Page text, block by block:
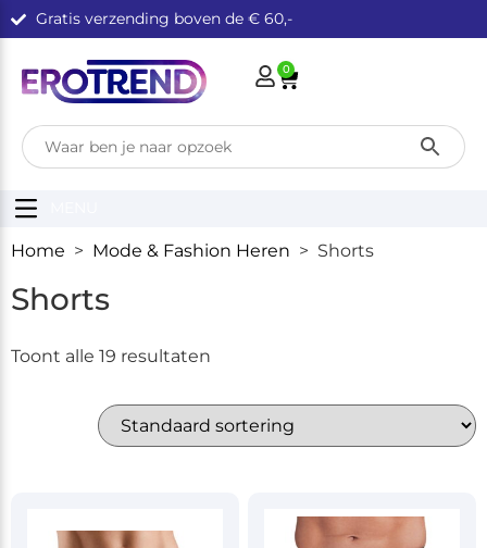
Gratis verzending boven de € 60,-
0
Home > Mode & Fashion Heren > Shorts
Shorts
Toont alle 19 resultaten